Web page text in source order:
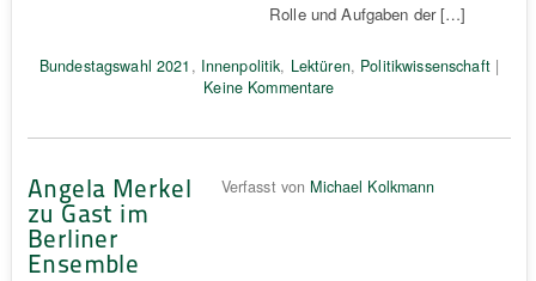
Rolle und Aufgaben der […]
Bundestagswahl 2021 , Innenpolitik, Lektüren, Politikwissenschaft|
Keine Kommentare
Angela Merkel
zu Gast im
Berliner
Ensemble
Verfasst von Michael Kolkmann